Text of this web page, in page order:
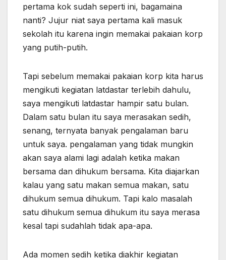
pertama kok sudah seperti ini, bagamaina
nanti? Jujur niat saya pertama kali masuk
sekolah itu karena ingin memakai pakaian korp
yang putih-putih.
Tapi sebelum memakai pakaian korp kita harus
mengikuti kegiatan latdastar terlebih dahulu,
saya mengikuti latdastar hampir satu bulan.
Dalam satu bulan itu saya merasakan sedih,
senang, ternyata banyak pengalaman baru
untuk saya. pengalaman yang tidak mungkin
akan saya alami lagi adalah ketika makan
bersama dan dihukum bersama. Kita diajarkan
kalau yang satu makan semua makan, satu
dihukum semua dihukum. Tapi kalo masalah
satu dihukum semua dihukum itu saya merasa
kesal tapi sudahlah tidak apa-apa.
Ada momen sedih ketika diakhir kegiatan